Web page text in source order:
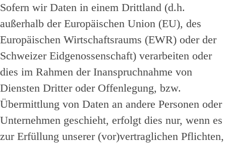
Sofern wir Daten in einem Drittland (d.h.
außerhalb der Europäischen Union (EU), des
Europäischen Wirtschaftsraums (EWR) oder der
Schweizer Eidgenossenschaft) verarbeiten oder
dies im Rahmen der Inanspruchnahme von
Diensten Dritter oder Offenlegung, bzw.
Übermittlung von Daten an andere Personen oder
Unternehmen geschieht, erfolgt dies nur, wenn es
zur Erfüllung unserer (vor)vertraglichen Pflichten,